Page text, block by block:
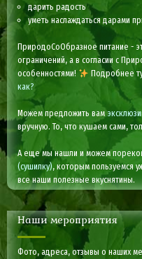
дарить радость
уметь наслаждаться дарами
ПриродоСоОбразное питание -
ограничений, а в согласии с
особенностями!
Подробнее
как?
Можем предложить вам
вручную. То, что кушаем сами,
А еще мы нашли и можем
(сушилку), которым пользуемся
все наши полезные вкуснятины.
Наши мероприятия
Фото, адреса, отзывы о наших